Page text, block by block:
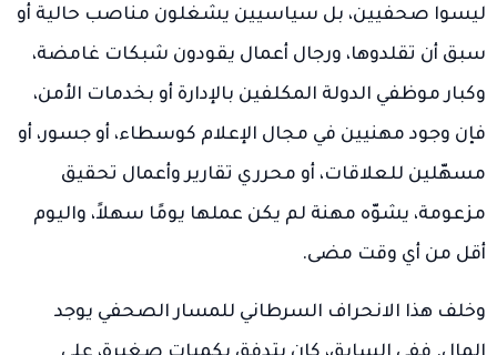
ليسوا صحفيين، بل سياسيين يشغلون مناصب حالية أو
سبق أن تقلدوها، ورجال أعمال يقودون شبكات غامضة،
وكبار موظفي الدولة المكلفين بالإدارة أو بخدمات الأمن،
فإن وجود مهنيين في مجال الإعلام كوسطاء، أو جسور، أو
مسهّلين للعلاقات، أو محرري تقارير وأعمال تحقيق
مزعومة، يشوّه مهنة لم يكن عملها يومًا سهلاً، واليوم
أقل من أي وقت مضى.
وخلف هذا الانحراف السرطاني للمسار الصحفي يوجد